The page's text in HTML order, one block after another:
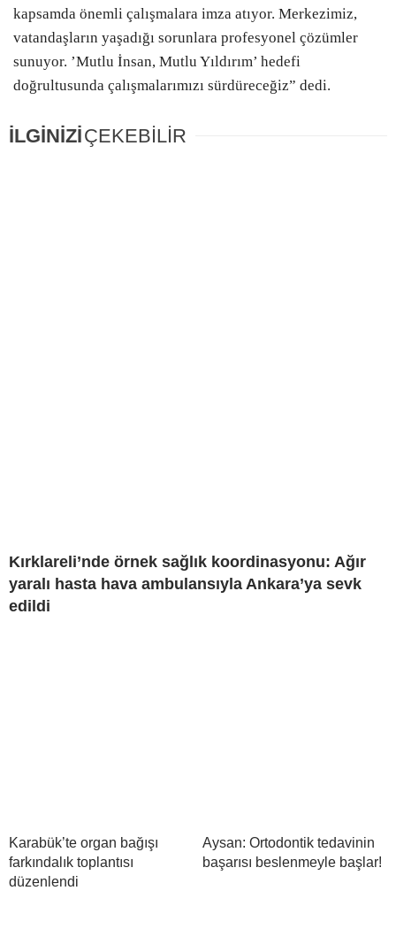
kapsamda önemli çalışmalara imza atıyor. Merkezimiz,
vatandaşların yaşadığı sorunlara profesyonel çözümler
sunuyor. ’Mutlu İnsan, Mutlu Yıldırım’ hedefi
doğrultusunda çalışmalarımızı sürdüreceğiz” dedi.
İLGİNİZİÇEKEBİLİR
Kırklareli’nde örnek sağlık koordinasyonu: Ağır
yaralı hasta hava ambulansıyla Ankara’ya sevk
edildi
Karabük’te organ bağışı
farkındalık toplantısı
düzenlendi
Aysan: Ortodontik tedavinin
başarısı beslenmeyle başlar!